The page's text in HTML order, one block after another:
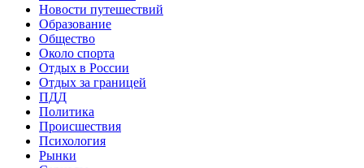
Новости путешествий
Образование
Общество
Около спорта
Отдых в России
Отдых за границей
ПДД
Политика
Происшествия
Психология
Рынки